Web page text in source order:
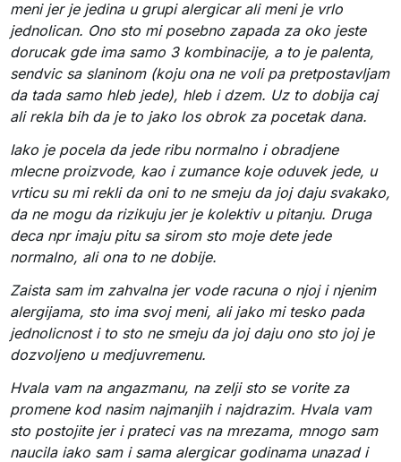
meni jer je jedina u grupi alergicar ali meni je vrlo
jednolican. Ono sto mi posebno zapada za oko jeste
dorucak gde ima samo 3 kombinacije, a to je palenta,
sendvic sa slaninom (koju ona ne voli pa pretpostavljam
da tada samo hleb jede), hleb i dzem. Uz to dobija caj
ali rekla bih da je to jako los obrok za pocetak dana.
Iako je pocela da jede ribu normalno i obradjene
mlecne proizvode, kao i zumance koje oduvek jede, u
vrticu su mi rekli da oni to ne smeju da joj daju svakako,
da ne mogu da rizikuju jer je kolektiv u pitanju. Druga
deca npr imaju pitu sa sirom sto moje dete jede
normalno, ali ona to ne dobije.
Zaista sam im zahvalna jer vode racuna o njoj i njenim
alergijama, sto ima svoj meni, ali jako mi tesko pada
jednolicnost i to sto ne smeju da joj daju ono sto joj je
dozvoljeno u medjuvremenu.
Hvala vam na angazmanu, na zelji sto se vorite za
promene kod nasim najmanjih i najdrazim. Hvala vam
sto postojite jer i prateci vas na mrezama, mnogo sam
naucila iako sam i sama alergicar godinama unazad i